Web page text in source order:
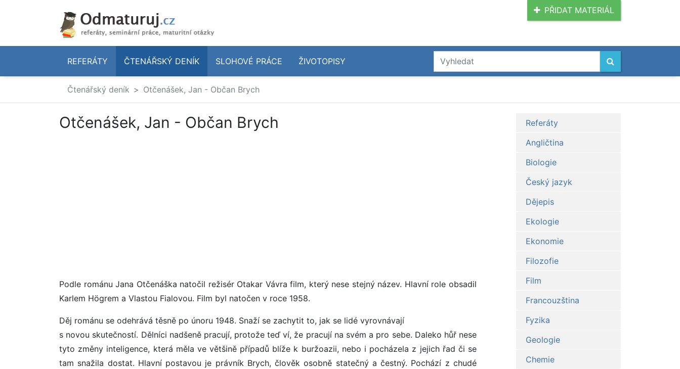
PŘIDAT MATERIÁL
REFERÁTY ČTENÁŘSKÝ DENÍK SLOHOVÉ PRÁCE ŽIVOTOPISY
Čtenářský deník Otčenášek, Jan - Občan Brych
Otčenášek, Jan - Občan Brych
Podle románu Jana Otčenáška natočil režisér Otakar Vávra film, který nese stejný název. Hlavní role obsadil
Karlem Högrem a Vlastou Fialovou. Film byl natočen v roce 1958.
Děj románu se odehrává těsně po únoru 1948. Snaží se zachytit to, jak se lidé vyrovnávají
s novou skutečností. Dělníci nadšeně pracují, protože teď ví, že pracují na svém a pro sebe. Daleko hůř nese
tyto změny inteligence, která měla ve většině případů blíže k buržoazii, nebo i pocházela z jejich řad či se
tam snažila dostat. Hlavní postavou je právník Brych, člověk osobně statečný a čestný. Pochází z chudé
Referáty
Angličtina
Biologie
Český jazyk
Dějepis
Ekologie
Ekonomie
Filozofie
Film
Francouzština
Fyzika
Geologie
Chemie